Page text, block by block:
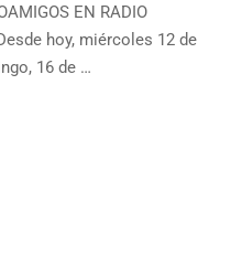
EN RADIO
hoy, miércoles 12 de
16 de …